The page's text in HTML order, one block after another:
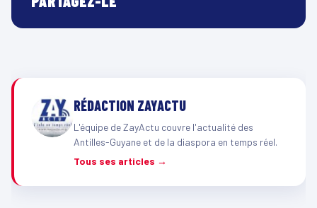
RÉDACTION ZAYACTU
L'équipe de ZayActu couvre l'actualité des
Antilles-Guyane et de la diaspora en temps réel.
Tous ses articles →